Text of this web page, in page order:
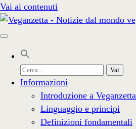
Vai ai contenuti
Cerca
per:
Informazioni
Introduzione a Veganzetta
Linguaggio e principi
Definizioni fondamentali